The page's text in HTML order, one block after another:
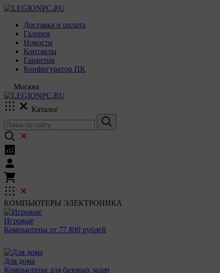
Доставка и оплата
Галерея
Новости
Контакты
Гарантия
Конфигуратор ПК
Москва
Каталог
КОМПЬЮТЕРЫ ЭЛЕКТРОНИКА
Игровые
Компьютеры от 77 890 рублей
Для дома
Компьютеры для базовых задач